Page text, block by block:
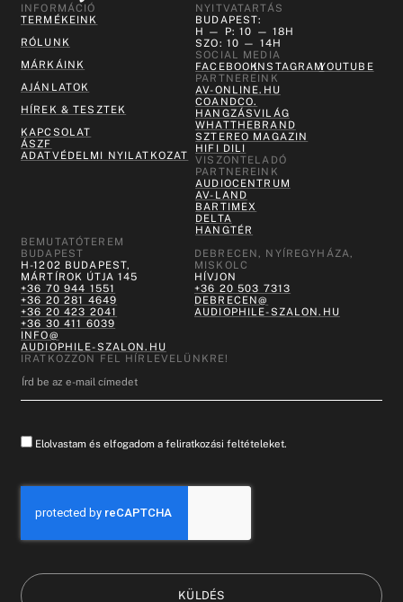
INFORMÁCIÓ
TERMÉKEINK
RÓLUNK
MÁRKÁINK
AJÁNLATOK
HÍREK & TESZTEK
KAPCSOLAT
ÁSZF
ADATVÉDELMI NYILATKOZAT
NYITVATARTÁS
BUDAPEST:
H — P: 10 — 18H
SZO: 10 — 14H
SOCIAL MEDIA
FACEBOOKINSTAGRAMYOUTUBE
PARTNEREINK
AV-ONLINE.HU
COANDCO.
HANGZÁSVILÁG
WHATTHEBRAND
SZTEREO MAGAZIN
HIFI DILI
VISZONTELADÓ
PARTNEREINK
AUDIOCENTRUM
AV-LAND
BARTIMEX
DELTA
HANGTÉR
BEMUTATÓTEREM
BUDAPEST
H-1202 BUDAPEST,
MÁRTÍROK ÚTJA 145
+36 70 944 1551
+36 20 281 4649
+36 20 423 2041
+36 30 411 6039
INFO@
AUDIOPHILE-SZALON.HU
DEBRECEN, NYÍREGYHÁZA,
MISKOLC
HÍVJON
+36 20 503 7313
DEBRECEN@
AUDIOPHILE-SZALON.HU
IRATKOZZON FEL HÍRLEVELÜNKRE!
Elolvastam és elfogadom a feliratkozási feltételeket.
KÜLDÉS